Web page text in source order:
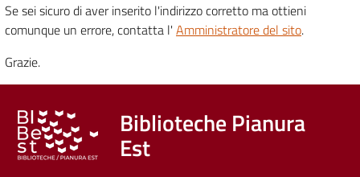
Cosa
offriamo
Trova
libri
e
film
Se sei sicuro di aver inserito l'indirizzo corretto ma ottieni
comunque un errore, contatta l' Amministratore del sito.
Grazie.
Biblioteche Pianura
Est